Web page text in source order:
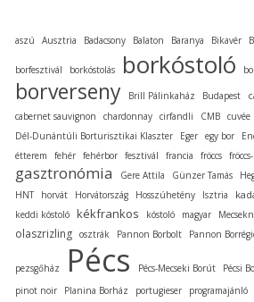
aszú Ausztria Badacsony Balaton Baranya Bikavér
borfesztivál borkóstolás borkóstoló
borverseny Brill Pálinkaház Budapest
cabernet sauvignon chardonnay cirfandli CMB cuvée
Dél-Dunántúli Borturisztikai Klaszter
Eger egy bor
étterem
fehér fehérbor fesztivál francia fröccs
gasztronómia Gere Attila Günzer Tamás
HNT
horvát Horvátország Hosszúhetény Isztria
keddi kóstoló kékfrankos kóstoló magyar
olaszrizling osztrák Pannon Borbolt Pannon
pezsgőház Pécs Pécs-Mecseki Borút Pécsi
pinot noir Planina Borház portugieser programajánló